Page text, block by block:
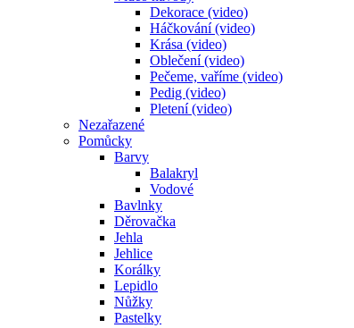
Dekorace (video)
Háčkování (video)
Krása (video)
Oblečení (video)
Pečeme, vaříme (video)
Pedig (video)
Pletení (video)
Nezařazené
Pomůcky
Barvy
Balakryl
Vodové
Bavlnky
Děrovačka
Jehla
Jehlice
Korálky
Lepidlo
Nůžky
Pastelky